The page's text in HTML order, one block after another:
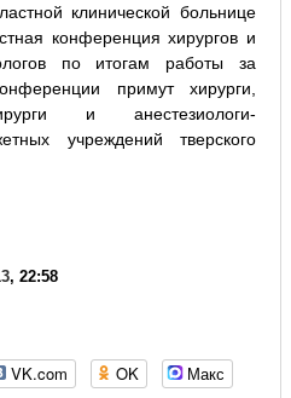
клинической больнице
конференция хирургов и
по итогам работы за
примут хирурги,
и анестезиологи-
учреждений тверского
, 22:58
VK.com OK Макс